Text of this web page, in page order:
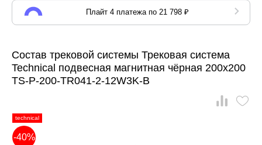
Плайт 4 платежа по 21 798 ₽
Состав трековой системы Трековая система
Technical подвесная магнитная чёрная 200x200
TS-P-200-TR041-2-12W3K-B
technical
-40%